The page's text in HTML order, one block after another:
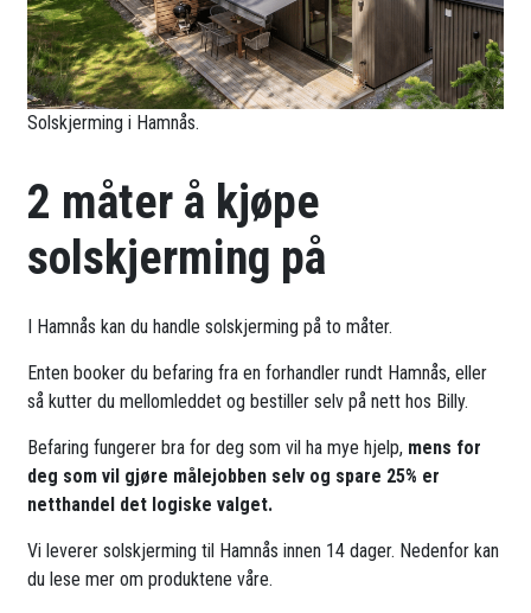
Solskjerming i Hamnås.
2 måter å kjøpe
solskjerming på
I Hamnås kan du handle solskjerming på to måter.
Enten booker du befaring fra en forhandler rundt Hamnås, eller
så kutter du mellomleddet og bestiller selv på nett hos Billy.
Befaring fungerer bra for deg som vil ha mye hjelp, mens for
deg som vil gjøre målejobben selv og spare 25% er
netthandel det logiske valget.
Vi leverer solskjerming til Hamnås innen 14 dager. Nedenfor kan
du lese mer om produktene våre.